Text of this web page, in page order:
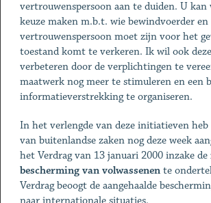
vertrouwenspersoon aan te duiden. U kan
keuze maken m.b.t. wie bewindvoerder en
vertrouwenspersoon moet zijn voor het
toestand komt te verkeren. Ik wil ook
verbeteren door de verplichtingen te
maatwerk nog meer te stimuleren en een
informatieverstrekking te organiseren.
In het verlengde van deze initiatieven
van buitenlandse zaken nog deze week
het Verdrag van 13 januari 2000 inzake de
bescherming van volwassenente
Verdrag beoogt de aangehaalde